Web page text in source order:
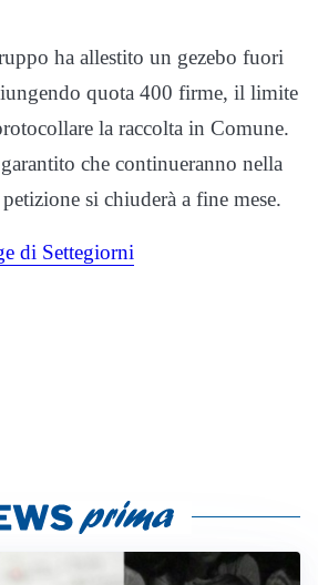
ha allestito un gezebo fuori
quota 400 firme, il limite
la raccolta in Comune.
che continueranno nella
si chiuderà a fine mese.
di Settegiorni